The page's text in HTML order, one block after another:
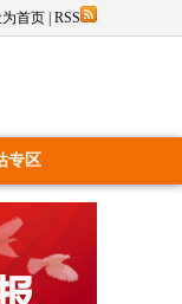
首页 RSS
专区